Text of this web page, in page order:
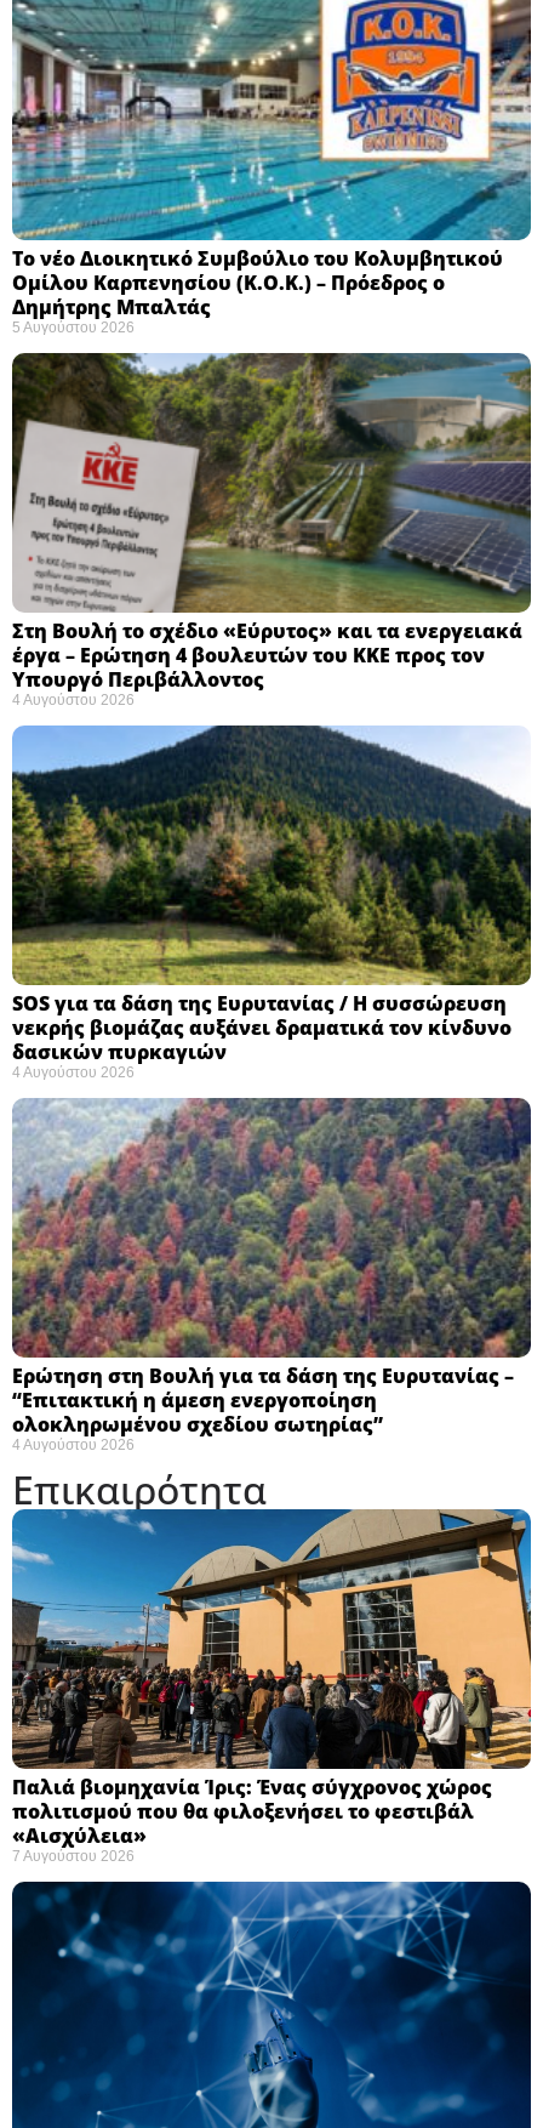
Το νέο Διοικητικό Συμβούλιο του Κολυμβητικού
Ομίλου Καρπενησίου (Κ.Ο.Κ.) – Πρόεδρος ο
Δημήτρης Μπαλτάς
5 Αυγούστου 2026
Στη Βουλή το σχέδιο «Εύρυτος» και τα ενεργειακά
έργα – Ερώτηση 4 βουλευτών του ΚΚΕ προς τον
Υπουργό Περιβάλλοντος
4 Αυγούστου 2026
SOS για τα δάση της Ευρυτανίας / Η συσσώρευση
νεκρής βιομάζας αυξάνει δραματικά τον κίνδυνο
δασικών πυρκαγιών
4 Αυγούστου 2026
Ερώτηση στη Βουλή για τα δάση της Ευρυτανίας –
“Eπιτακτική η άμεση ενεργοποίηση
ολοκληρωμένου σχεδίου σωτηρίας”
4 Αυγούστου 2026
Επικαιρότητα
Παλιά βιομηχανία Ίρις: Ένας σύγχρονος χώρος
πολιτισμού που θα φιλοξενήσει το φεστιβάλ
«Αισχύλεια» ​
7 Αυγούστου 2026